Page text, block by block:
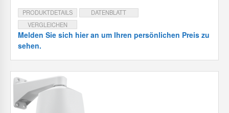
PRODUKTDETAILS
DATENBLATT
VERGLEICHEN
Melden Sie sich hier an um Ihren persönlichen Preis zu
sehen.